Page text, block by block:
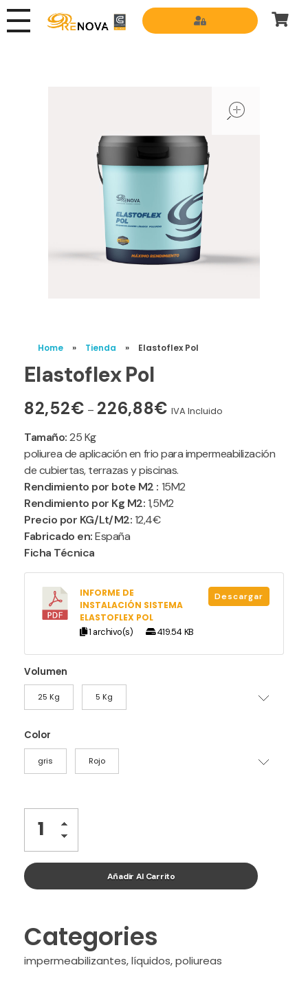
Home » Tienda » Elastoflex Pol
Elastoflex Pol
82,52€ – 226,88€ IVA Incluido
Tamaño:25 Kg
poliurea de aplicación en frio para impermeabilización
de cubiertas, terrazas y piscinas.
Rendimiento por bote M2 : 15M2
Rendimiento por Kg M2:1,5M2
Precio por KG/Lt/M2:12,4€
Fabricado en:España
Ficha Técnica
INFORME DE
INSTALACIÓN SISTEMA
ELASTOFLEX POL
1 archivo(s)
419.54 KB
Descargar
Volumen
25 Kg 5 Kg
Color
gris Rojo
Añadir Al Carrito
Categories
impermeabilizantes,líquidos,poliureas